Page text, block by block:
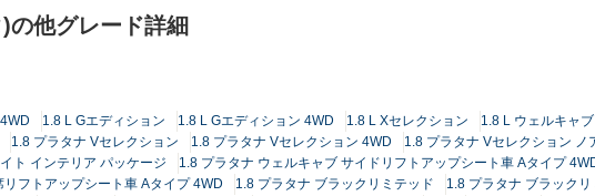
の他グレード詳細
1.8 L Gエディション 1.8 L Gエディション 4WD 1.8 L Xセレクション
1.8 L ウェルキャ
1.8 プラタナ Vセレクション 1.8 プラタナ Vセレクション 4WD
1.8 プラタナ Vセレクション ノ
ト インテリア パッケージ
1.8 プラタナ ウェルキャブ サイドリフトアップシート車 Aタイプ
フトアップシート車 Aタイプ 4WD
1.8 プラタナ ブラックリミテッド
1.8 プラタナ ブラック